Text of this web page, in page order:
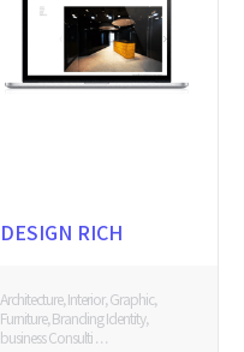
DESIGN RICH
Architecture, Interior, Graphic,
Furniture, Branding Identity,
business Consulti . . .